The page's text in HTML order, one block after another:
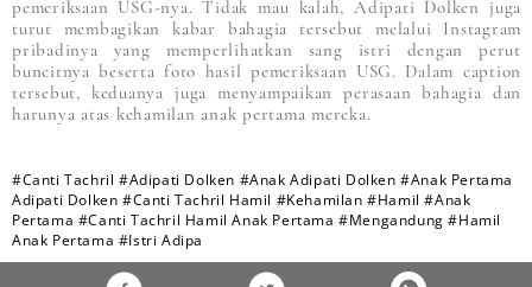
pemeriksaan USG-nya. Tidak mau kalah, Adipati Dolken juga
turut membagikan kabar bahagia tersebut melalui Instagram
pribadinya yang memperlihatkan sang istri dengan perut
buncitnya beserta foto hasil pemeriksaan USG. Dalam caption
tersebut, keduanya juga menyampaikan perasaan bahagia dan
harunya atas kehamilan anak pertama mereka.
#Canti Tachril #Adipati Dolken #Anak Adipati Dolken #Anak Pertama
Adipati Dolken #Canti Tachril Hamil #Kehamilan #Hamil #Anak
Pertama #Canti Tachril Hamil Anak Pertama #Mengandung #Hamil
Anak Pertama #Istri Adipa